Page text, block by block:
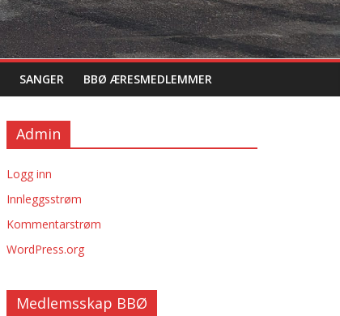
SANGER BBØ ÆRESMEDLEMMER
Admin
Logg inn
Innleggsstrøm
Kommentarstrøm
WordPress.org
Medlemsskap BBØ